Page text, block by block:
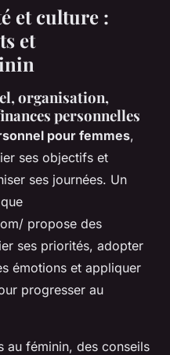
et culture :
et
organisation,
personnelles
pour femmes,
ses objectifs et
ses journées. Un
propose des
ses priorités, adopter
émotions et appliquer
progresser au
au féminin, des conseils